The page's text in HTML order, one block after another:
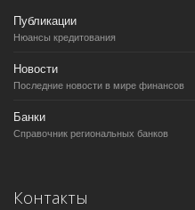
Публикации
Нюансы кредитования
Новости
Последние новости в мире финансов
Банки
Справочник региональных банков
Контакты